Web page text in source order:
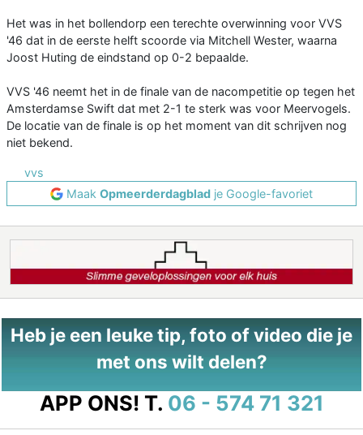
Het was in het bollendorp een terechte overwinning voor VVS
'46 dat in de eerste helft scoorde via Mitchell Wester, waarna
Joost Huting de eindstand op 0-2 bepaalde.
VVS '46 neemt het in de finale van de nacompetitie op tegen het
Amsterdamse Swift dat met 2-1 te sterk was voor Meervogels.
De locatie van de finale is op het moment van dit schrijven nog
niet bekend.
vvs
Maak Opmeerderdagblad je Google-favoriet
Heb je een leuke tip, foto of video die je
met ons wilt delen?
APP ONS! T. 06 - 574 71 321